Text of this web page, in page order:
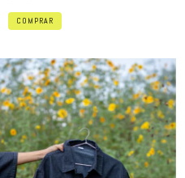
COMPRAR